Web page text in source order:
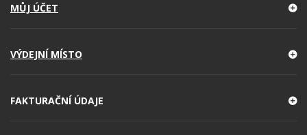
MŮJ ÚČET
VÝDEJNÍ MÍSTO
FAKTURAČNÍ ÚDAJE